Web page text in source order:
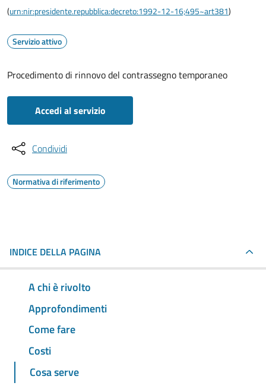
(urn:nir:presidente.repubblica:decreto:1992-12-16;495~art381)
Servizio attivo
Procedimento di rinnovo del contrassegno temporaneo
Accedi al servizio
Condividi
Normativa di riferimento
INDICE DELLA PAGINA
A chi è rivolto
Approfondimenti
Come fare
Costi
Cosa serve